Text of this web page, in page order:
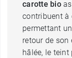
carotte bio
contribuent à
permettant
retour de son
hâlée, le